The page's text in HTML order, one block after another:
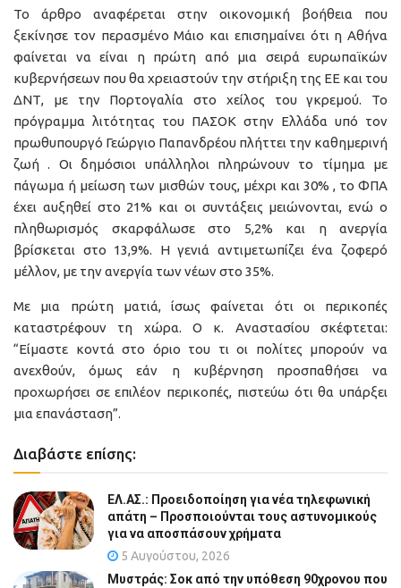
Το άρθρο αναφέρεται στην οικονομική βοήθεια που
ξεκίνησε τον περασμένο Μάιο και επισημαίνει ότι η Αθήνα
φαίνεται να είναι η πρώτη από μια σειρά ευρωπαϊκών
κυβερνήσεων που θα χρειαστούν την στήριξη της ΕΕ και του
ΔΝΤ, με την Πορτογαλία στο χείλος του γκρεμού. Το
πρόγραμμα λιτότητας του ΠΑΣΟΚ στην Ελλάδα υπό τον
πρωθυπουργό Γεώργιο Παπανδρέου πλήττει την καθημερινή
ζωή . Οι δημόσιοι υπάλληλοι πληρώνουν το τίμημα με
πάγωμα ή μείωση των μισθών τους, μέχρι και 30% , το ΦΠΑ
έχει αυξηθεί στο 21% και οι συντάξεις μειώνονται, ενώ ο
πληθωρισμός σκαρφάλωσε στο 5,2% και η ανεργία
βρίσκεται στο 13,9%. Η γενιά αντιμετωπίζει ένα ζοφερό
μέλλον, με την ανεργία των νέων στο 35%.
Με μια πρώτη ματιά, ίσως φαίνεται ότι οι περικοπές
καταστρέφουν τη χώρα. Ο κ. Αναστασίου σκέφτεται:
“Είμαστε κοντά στο όριο του τι οι πολίτες μπορούν να
ανεχθούν, όμως εάν η κυβέρνηση προσπαθήσει να
προχωρήσει σε επιλέον περικοπές, πιστεύω ότι θα υπάρξει
μια επανάσταση”.
Διαβάστε επίσης:
ΕΛ.ΑΣ.: Προειδοποίηση για νέα τηλεφωνική
απάτη – Προσποιούνται τους αστυνομικούς
για να αποσπάσουν χρήματα
5 Αυγούστου, 2026
Μυστράς: Σοκ από την υπόθεση 90χρονου που